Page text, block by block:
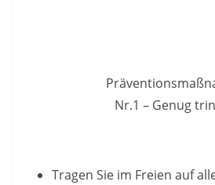
Nr.1 – Genug
Tragen Sie im Freien auf